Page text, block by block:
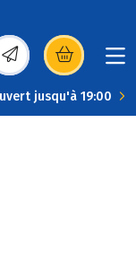
dans une
jusqu'à 19:00